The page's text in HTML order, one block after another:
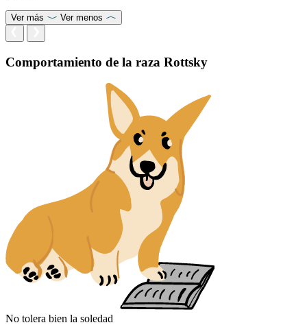
Ver más Ver menos
Comportamiento de la raza Rottsky
No tolera bien la soledad